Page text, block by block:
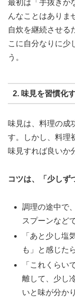
最初は「手抜きか
んなことはありま
自炊を継続させる
こに自分なりに少
う。
2. 味見を習慣化
味見は、料理の成
す。しかし、料理
味見すれば良いか
コツは、「少しず
調理の途中で
スプーンなど
「あと少し塩
も」と感じた
「これくらい
離して、少し
いと味が分か